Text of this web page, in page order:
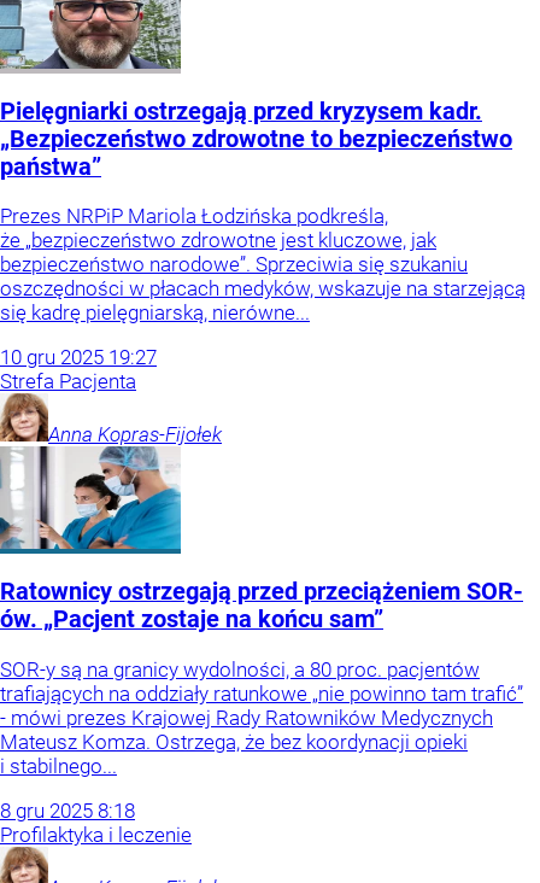
Pielęgniarki ostrzegają przed kryzysem kadr.
„Bezpieczeństwo zdrowotne to bezpieczeństwo
państwa”
Prezes NRPiP Mariola Łodzińska podkreśla,
że „bezpieczeństwo zdrowotne jest kluczowe, jak
bezpieczeństwo narodowe”. Sprzeciwia się szukaniu
oszczędności w płacach medyków, wskazuje na starzejącą
się kadrę pielęgniarską, nierówne...
10 gru 2025 19:27
Strefa Pacjenta
Anna Kopras-Fijołek
Ratownicy ostrzegają przed przeciążeniem SOR-
ów. „Pacjent zostaje na końcu sam”
SOR-y są na granicy wydolności, a 80 proc. pacjentów
trafiających na oddziały ratunkowe „nie powinno tam trafić”
- mówi prezes Krajowej Rady Ratowników Medycznych
Mateusz Komza. Ostrzega, że bez koordynacji opieki
i stabilnego...
8 gru 2025 8:18
Profilaktyka i leczenie